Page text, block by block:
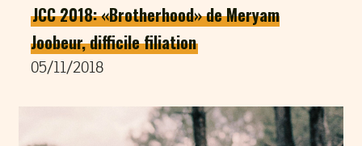
JCC 2018: «Brotherhood» de Meryam
Joobeur, difficile filiation
05/11/2018